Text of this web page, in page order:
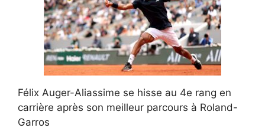
Félix Auger-Aliassime se hisse au 4e rang en
carrière après son meilleur parcours à Roland-
Garros